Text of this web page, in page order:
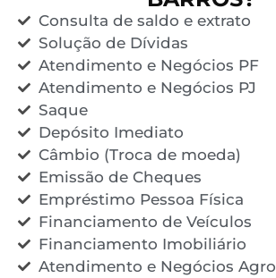
Consulta de saldo e extrato
Solução de Dívidas
Atendimento e Negócios PF
Atendimento e Negócios PJ
Saque
Depósito Imediato
Câmbio (Troca de moeda)
Emissão de Cheques
Empréstimo Pessoa Física
Financiamento de Veículos
Financiamento Imobiliário
Atendimento e Negócios Agro